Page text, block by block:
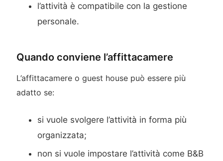
l’attività è compatibile con la gestione
personale.
Quando conviene l’affittacamere
L’affittacamere o guest house può essere più
adatto se:
si vuole svolgere l’attività in forma più
organizzata;
non si vuole impostare l’attività come B&B